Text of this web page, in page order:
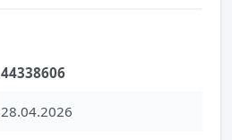
44338606
28.04.2026